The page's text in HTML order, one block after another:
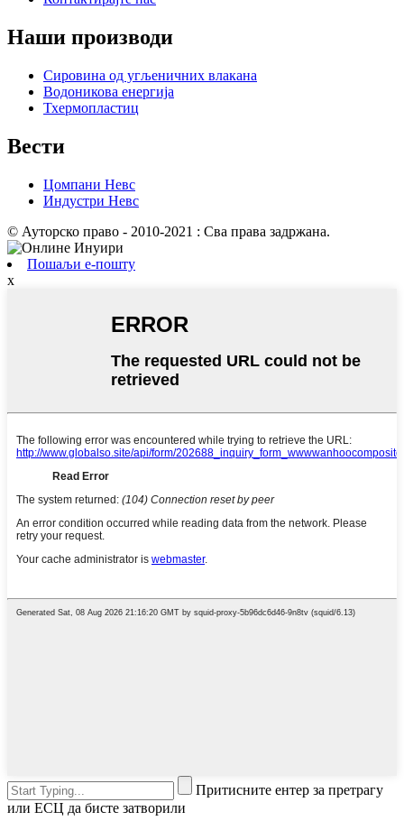
Наши производи
Сировина од угљеничних влакана
Водоникова енергија
Тхермопластиц
Вести
Цомпани Невс
Индустри Невс
© Ауторско право - 2010-2021 : Сва права задржана.
Пошаљи е-пошту
x
Притисните ентер за претрагу
или ЕСЦ да бисте затворили